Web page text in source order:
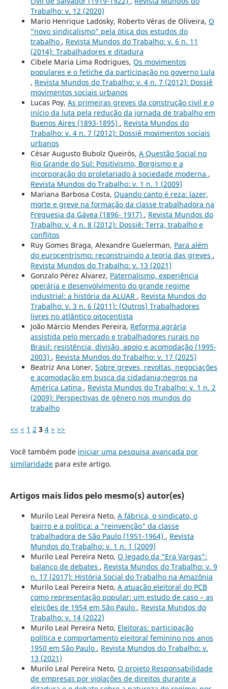
Trabalho: v. 12 (2020)
Mario Henrique Ladosky, Roberto Véras de Oliveira, O
“novo sindicalismo” pela ótica dos estudos do
trabalho , Revista Mundos do Trabalho: v. 6 n. 11
(2014): Trabalhadores e ditadura
Cibele Maria Lima Rodrigues, Os movimentos
populares e o fetiche da participação no governo Lula
, Revista Mundos do Trabalho: v. 4 n. 7 (2012): Dossiê
movimentos sociais urbanos
Lucas Poy, As primeiras greves da construção civil e o
início da luta pela redução da jornada de trabalho em
Buenos Aires (1893-1895) , Revista Mundos do
Trabalho: v. 4 n. 7 (2012): Dossiê movimentos sociais
urbanos
César Augusto Bubolz Queirós, A Questão Social no
Rio Grande do Sul: Positivismo, Borgismo e a
incorporação do proletariado à sociedade moderna ,
Revista Mundos do Trabalho: v. 1 n. 1 (2009)
Mariana Barbosa Costa, Quando canto é reza: lazer,
morte e greve na formação da classe trabalhadora na
Freguesia da Gávea (1896- 1917) , Revista Mundos do
Trabalho: v. 4 n. 8 (2012): Dossiê: Terra, trabalho e
conflitos
Ruy Gomes Braga, Alexandre Guelerman, Para além
do eurocentrismo: reconstruindo a teoria das greves ,
Revista Mundos do Trabalho: v. 13 (2021)
Gonzalo Pérez Alvarez, Paternalismo, experiência
operária e desenvolvimento do grande regime
industrial: a história da ALUAR , Revista Mundos do
Trabalho: v. 3 n. 6 (2011): (Outros) Trabalhadores
livres no atlântico oitocentista
João Márcio Mendes Pereira, Reforma agrária
assistida pelo mercado e trabalhadores rurais no
Brasil: resistência, divisão, apoio e acomodação (1995-
2003) , Revista Mundos do Trabalho: v. 17 (2025)
Beatriz Ana Loner, Sobre greves, revoltas, negociações
e acomodação em busca da cidadania;negros na
América Latina , Revista Mundos do Trabalho: v. 1 n. 2
(2009): Perspectivas de gênero nos mundos do
trabalho
<< < 1 2 3 4 > >>
Você também pode iniciar uma pesquisa avançada por
similaridadepara este artigo.
Artigos mais lidos pelo mesmo(s) autor(es)
Murilo Leal Pereira Neto, A fábrica, o sindicato, o
bairro e a política: a "reinvenção" da classe
trabalhadora de São Paulo (1951-1964) , Revista
Mundos do Trabalho: v. 1 n. 1 (2009)
Murilo Leal Pereira Neto, O legado da “Era Vargas”:
balanço de debates , Revista Mundos do Trabalho: v. 9
n. 17 (2017): História Social do Trabalho na Amazônia
Murilo Leal Pereira Neto, A atuação eleitoral do PCB
como representação popular: um estudo de caso – as
eleições de 1954 em São Paulo , Revista Mundos do
Trabalho: v. 14 (2022)
Murilo Leal Pereira Neto, Eleitoras: participação
política e comportamento eleitoral feminino nos anos
1950 em São Paulo , Revista Mundos do Trabalho: v.
13 (2021)
Murilo Leal Pereira Neto, O projeto Responsabilidade
de empresas por violações de direitos durante a